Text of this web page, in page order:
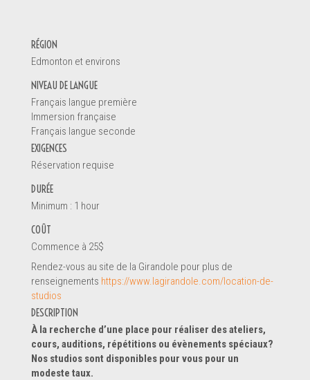
Votre nom *
Vous êtes
Un enseignant
Une direction d'école
Un éducateur de la petite enfance
Un parent
Un étudiant
Autre
Renseignements
RÉGION
Edmonton et environs
NIVEAU DE LANGUE
Français langue première
Immersion française
Français langue seconde
EXIGENCES
Réservation requise
DURÉE
Minimum : 1 hour
COÛT
Commence à 25$
Rendez-vous au site de la Girandole pour plus de
renseignements https://www.lagirandole.com/location-de-
studios
DESCRIPTION
À la recherche d’une place pour réaliser des ateliers,
cours, auditions, répétitions ou évènements spéciaux?
Nos studios sont disponibles pour vous pour un
modeste taux.